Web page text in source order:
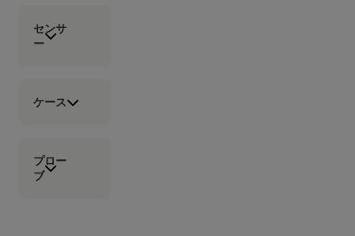
センサ
ー
ケース
プロー
ブ